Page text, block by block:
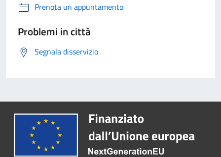
Prenota un appuntamento
Problemi in città
Segnala disservizio